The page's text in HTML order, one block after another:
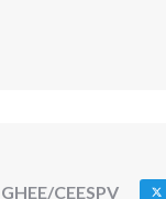
GHEE/CEESPV